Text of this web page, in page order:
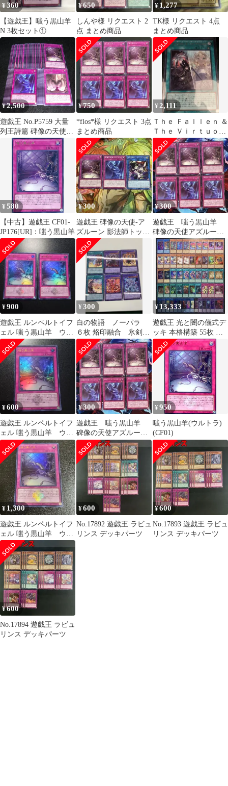
¥360
【遊戯王】嗤う黒山羊
N 3枚セット①
¥650
しんや様 リクエスト 2
点 まとめ商品
¥ 1,277
TK様 リクエスト 4点
まとめ商品
¥2,500
遊戯王 No.P5759 大量
列王詩篇 碑像の天使ー
アズルーン 嗤う黒山羊
字レア 各40枚 計120枚
¥750
*flos*様 リクエスト 3点
まとめ商品
¥ 2,111
Ｔｈｅ Ｆａｌｌｅｎ ＆
Ｔｈｅ Ｖｉｒｔｕｏｕ
ｓ ウルトラ 即購入
OK
¥580
【中古】遊戯王 CF01-
JP176[UR]：嗤う黒山羊
¥300
遊戯王 碑像の天使-ア
ズルーン 影法師トップ
ハットヘア 2枚セット
¥300
遊戯王 嗤う黒山羊
碑像の天使アズルー
ン 字レア各3枚 b
¥900
遊戯王 ルンペルトイフ
ェル 嗤う黒山羊 ウル
トラレア 2枚 白の物
語
¥300
白の物語 ノーパラ
６枚 烙印融合 氷剣竜
ミラジェイド 等 即
購入OK
¥13,333
遊戯王 光と闇の儀式デ
ッキ 本格構築 55枚 構
築済みデッキ EXデッ
キ付き ②
¥600
遊戯王 ルンペルトイフ
ェル 嗤う黒山羊 ウル
トラレア 白の物語
¥300
遊戯王 嗤う黒山羊
碑像の天使アズルー
ン 字レア各3枚
¥950
嗤う黒山羊(ウルトラ)
(CF01)
¥ 1,300
遊戯王 ルンペルトイフ
ェル 嗤う黒山羊 ウル
トラレア 白の物語
25周年記念
¥600
No.17892 遊戯王 ラビュ
リンス デッキパーツ
¥600
No.17893 遊戯王 ラビュ
リンス デッキパーツ
¥600
No.17894 遊戯王 ラビュ
リンス デッキパーツ